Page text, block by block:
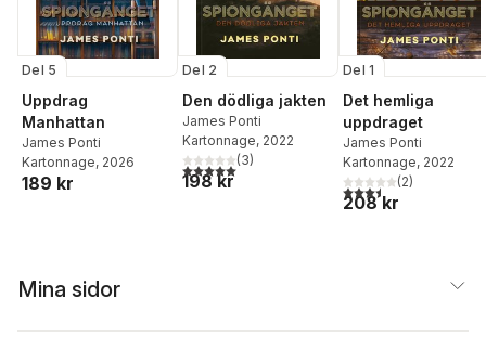
Del 5
Uppdrag
Manhattan
James Ponti
Kartonnage, 2026
189 kr
Del 2
Den dödliga jakten
James Ponti
Kartonnage, 2022
5,0utav 5 stjärnor. Totalt antal röster:
(3)
198 kr
Del 1
Det hemliga
uppdraget
James Ponti
Kartonnage, 2022
3,5utav 5 stjärnor.
(2)
208 kr
Mina sidor